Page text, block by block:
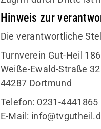
Hinweis zur
Die verantwortliche
Turnverein Gut-Heil
Weiße-Ewald-Straße
44287 Dortmund
Telefon: 0231-4441865
E-Mail: